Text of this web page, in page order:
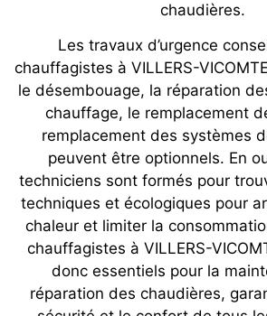
chaudières.
Les travaux d’urgence
chauffagistes à VILLERS-
le désembouage, la réparation
chauffage, le remplacement
remplacement des systèmes
peuvent être optionnels. En
techniciens sont formés pour
techniques et écologiques pour
chaleur et limiter la
chauffagistes à VILLERS-
donc essentiels pour la
réparation des chaudières,